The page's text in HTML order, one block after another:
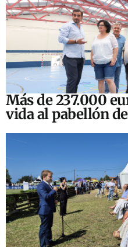
Más de 237.000
vida al pabellón